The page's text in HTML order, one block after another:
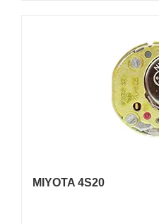
MIYOTA 4S20